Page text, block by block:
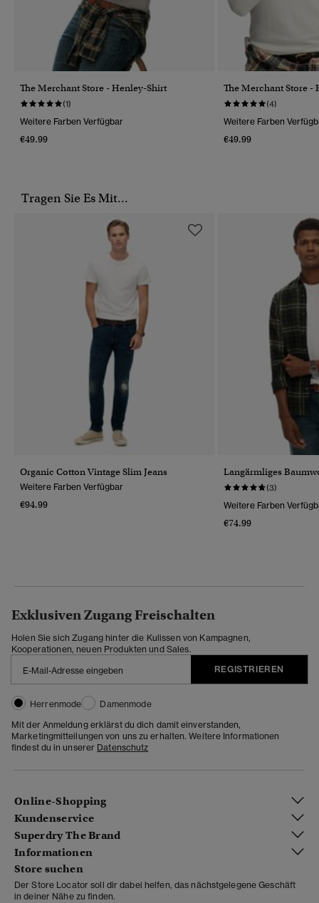
The Merchant Store - Henley-Shirt
(1)
Weitere Farben Verfügbar
€49.99
The Merchant Store -
(4)
Weitere Farben
€49.99
Tragen Sie Es Mit...
Organic Cotton Vintage Slim Jeans
Weitere Farben Verfügbar
€94.99
Langärmliges
(3)
Weitere Farben
€74.99
Exklusiven Zugang Freischalten
Holen Sie sich Zugang hinter die Kulissen von Kampagnen,
Kooperationen, neuen Produkten und Sales.
REGISTRIEREN
Herrenmode
Damenmode
Mit der Anmeldung erklärst du dich damit einverstanden,
Marketingmitteilungen von uns zu erhalten. Weitere Informationen
findest du in unserer Datenschutz
Online-Shopping
Kundenservice
Superdry The Brand
Informationen
Store suchen
Der Store Locator soll dir dabei helfen, das nächstgelegene Geschäft
in deiner Nähe zu finden.